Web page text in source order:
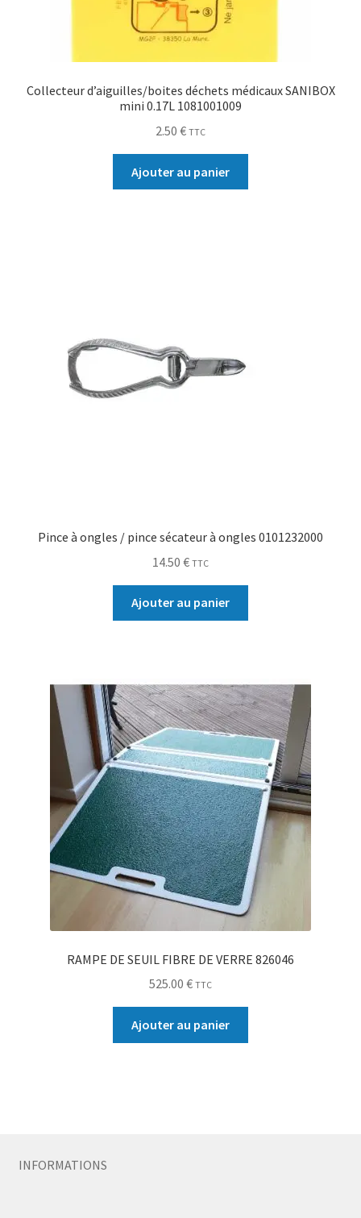
Collecteur d’aiguilles/boites déchets médicaux SANIBOX
mini 0.17L 1081001009
2.50 € TTC
Ajouter au panier
Pince à ongles / pince sécateur à ongles 0101232000
14.50 € TTC
Ajouter au panier
RAMPE DE SEUIL FIBRE DE VERRE 826046
525.00 € TTC
Ajouter au panier
INFORMATIONS